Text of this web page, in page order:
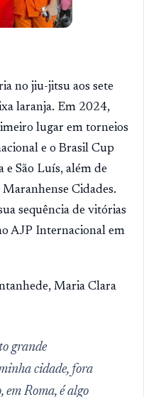
no jiu-jitsu aos sete
laranja. Em 2024,
lugar em torneios
e o Brasil Cup
e São Luís, além de
Cidades.
sequência de vitórias
AJP Internacional em
Maria Clara
grande
cidade, fora
em Roma, é algo